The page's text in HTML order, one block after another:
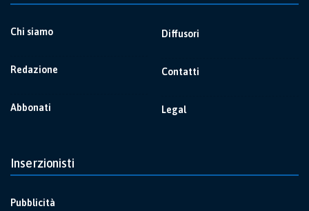
Chi siamo
Redazione
Abbonati
Diffusori
Contatti
Legal
Inserzionisti
Pubblicità